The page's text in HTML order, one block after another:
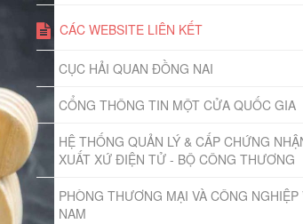
CÁC WEBSITE LIÊN KẾT
CỤC HẢI QUAN ĐỒNG NAI
CỔNG THÔNG TIN MỘT CỬA QUỐC GIA
HỆ THỐNG QUẢN LÝ & CẤP CHỨNG
XUẤT XỨ ĐIỆN TỬ - BỘ CÔNG THƯƠNG
PHÒNG THƯƠNG MẠI VÀ CÔNG NGHIỆP
NAM